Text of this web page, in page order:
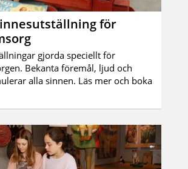
för
gjorda speciellt för
Bekanta föremål, ljud och
alla sinnen. Läs mer och boka